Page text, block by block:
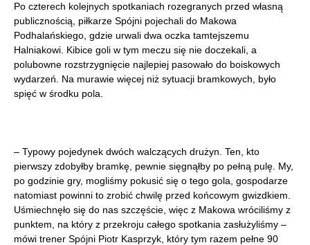
Po czterech kolejnych spotkaniach rozegranych przed własną
publicznością, piłkarze Spójni pojechali do Makowa
Podhalańskiego, gdzie urwali dwa oczka tamtejszemu
Halniakowi. Kibice goli w tym meczu się nie doczekali, a
polubowne rozstrzygnięcie najlepiej pasowało do boiskowych
wydarzeń. Na murawie więcej niż sytuacji bramkowych, było
spięć w środku pola.
– Typowy pojedynek dwóch walczących drużyn. Ten, kto
pierwszy zdobyłby bramkę, pewnie sięgnąłby po pełną pulę. My,
po godzinie gry, mogliśmy pokusić się o tego gola, gospodarze
natomiast powinni to zrobić chwilę przed końcowym gwizdkiem.
Uśmiechnęło się do nas szczęście, więc z Makowa wróciliśmy z
punktem, na który z przekroju całego spotkania zasłużyliśmy –
mówi trener Spójni Piotr Kasprzyk, który tym razem pełne 90